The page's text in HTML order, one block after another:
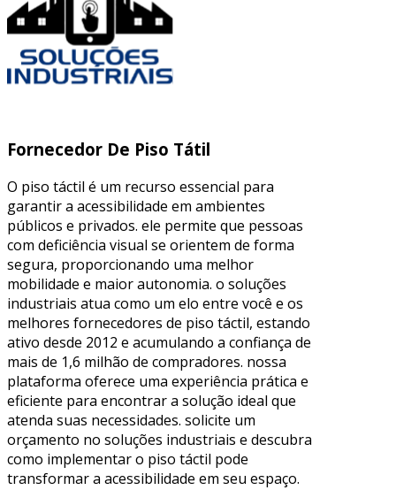
Fornecedor De Piso Tátil
O piso táctil é um recurso essencial para
garantir a acessibilidade em ambientes
públicos e privados. ele permite que pessoas
com deficiência visual se orientem de forma
segura, proporcionando uma melhor
mobilidade e maior autonomia. o soluções
industriais atua como um elo entre você e os
melhores fornecedores de piso táctil, estando
ativo desde 2012 e acumulando a confiança de
mais de 1,6 milhão de compradores. nossa
plataforma oferece uma experiência prática e
eficiente para encontrar a solução ideal que
atenda suas necessidades. solicite um
orçamento no soluções industriais e descubra
como implementar o piso táctil pode
transformar a acessibilidade em seu espaço.